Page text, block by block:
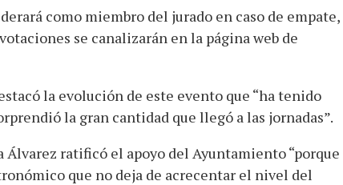
como miembro del jurado en caso de empate,
se canalizarán en la página web de
la evolución de este evento que “ha tenido
la gran cantidad que llegó a las jornadas”.
Álvarez ratificó el apoyo del Ayuntamiento “porque
que no deja de acrecentar el nivel del